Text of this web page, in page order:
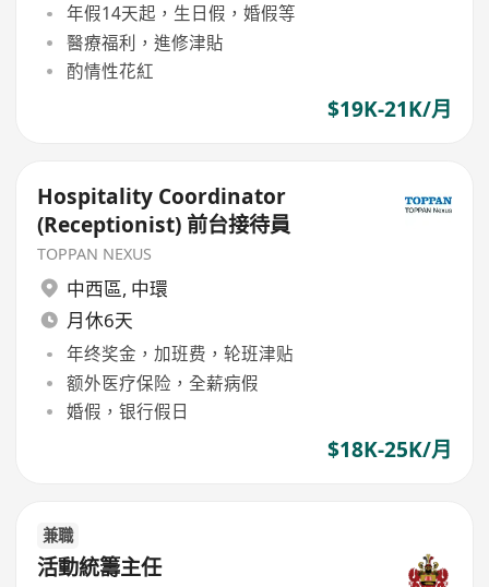
年假14天起，生日假，婚假等
醫療福利，進修津貼
酌情性花紅
$19K-21K/月
Hospitality Coordinator
(Receptionist) 前台接待員
TOPPAN NEXUS
中西區, 中環
月休6天
年终奖金，加班费，轮班津贴
额外医疗保险，全薪病假
婚假，银行假日
$18K-25K/月
兼職
活動統籌主任